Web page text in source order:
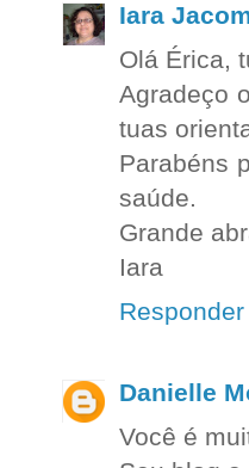
Iara
Olá Érica,
Agradeço
tuas
Parabéns
saúde.
Grande
Iara
Responder
Danielle
Você é